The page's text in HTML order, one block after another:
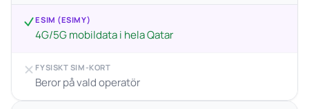
ESIM (ESIMY)
4G/5G mobildata i hela Qatar
FYSISKT SIM-KORT
Beror på vald operatör